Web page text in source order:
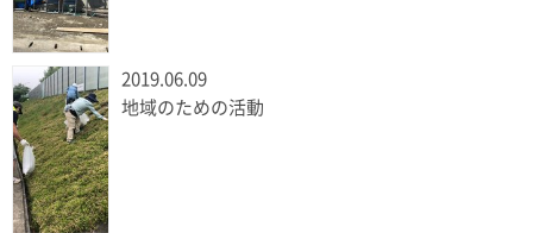
2019.06.09
地域のための活動